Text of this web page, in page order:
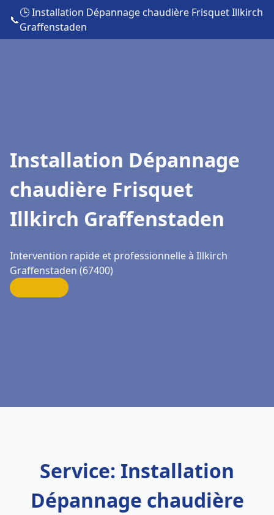
📞
🕒 Installation Dépannage chaudière Frisquet Illkirch
Graffenstaden
Installation Dépannage
chaudière Frisquet
Illkirch Graffenstaden
Intervention rapide et professionnelle à Illkirch
Graffenstaden (67400)
Service: Installation
Dépannage chaudière